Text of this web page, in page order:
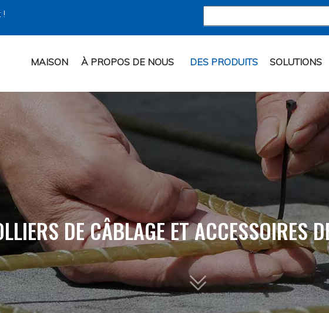
!
MAISON À PROPOS DE NOUS DES PRODUITS SOLUTIONS
DE CÂBLAGE ET ACCESSOIRES